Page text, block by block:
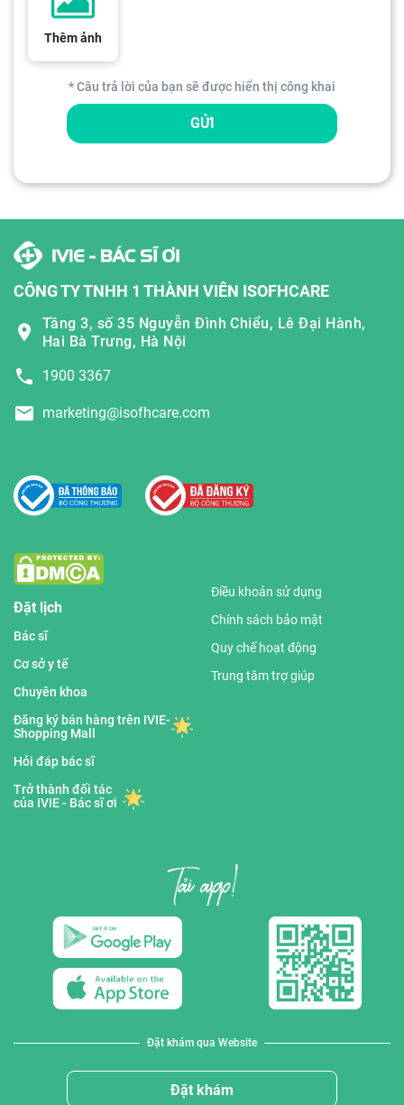
Thêm ảnh
* Câu trả lời của bạn sẽ được hiển thị công khai
GỬI
CÔNG TY TNHH 1 THÀNH VIÊN ISOFHCARE
Tầng 3, số 35 Nguyễn Đình Chiểu, Lê Đại Hành,
Hai Bà Trưng, Hà Nội
1900 3367
marketing@isofhcare.com
Đặt lịch
Bác sĩ
Cơ sở y tế
Chuyên khoa
Đăng ký bán hàng trên IVIE-
Shopping Mall
Hỏi đáp bác sĩ
Trở thành đối tác
của IVIE - Bác sĩ ơi
Điều khoản sử dụng
Chính sách bảo mật
Quy chế hoạt động
Trung tâm trợ giúp
Đặt khám qua Website
Đặt khám